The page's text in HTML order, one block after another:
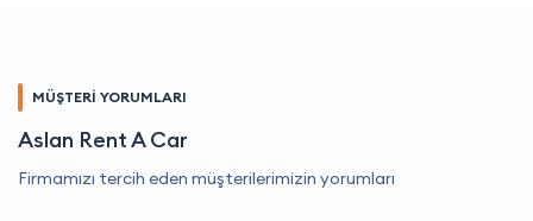
MÜŞTERİ YORUMLARI
Aslan Rent A Car
Firmamızı tercih eden müşterilerimizin yorumları